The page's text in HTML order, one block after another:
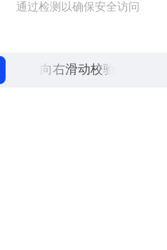
通过检测以确保安全访问